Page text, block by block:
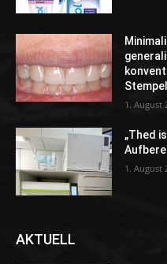
1. August
„Thed
1. August
AKTUELL